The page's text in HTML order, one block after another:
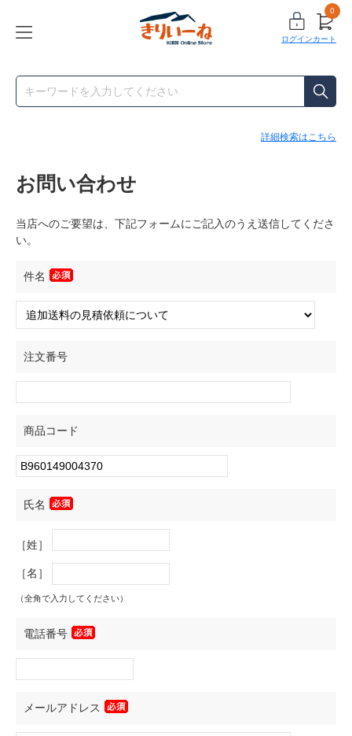
ログイン
0
カート
詳細検索はこちら
お問い合わせ
当店へのご要望は、下記フォームにご記入のうえ送信してくださ
い。
件名
注文番号
商品コード
氏名
［姓］
［名］
（全角で入力してください）
電話番号
メールアドレス